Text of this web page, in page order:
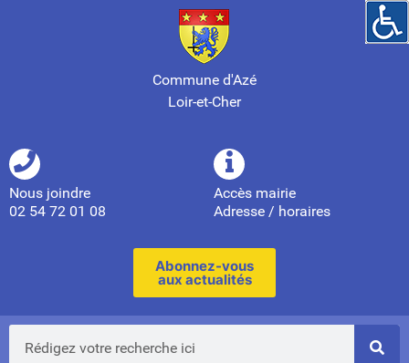
Commune d'Azé
Loir-et-Cher
Nous joindre
02 54 72 01 08
Accès mairie
Adresse / horaires
Abonnez-vous
aux actualités